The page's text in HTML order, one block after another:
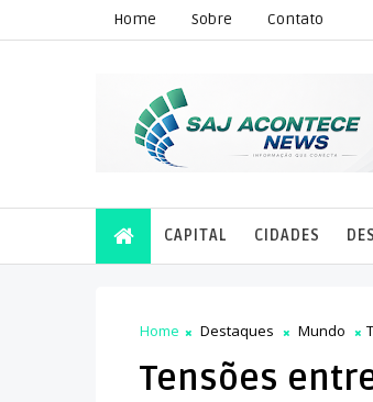
Home Sobre Contato
CAPITAL CIDADES
Home Destaques Mundo
Tensões